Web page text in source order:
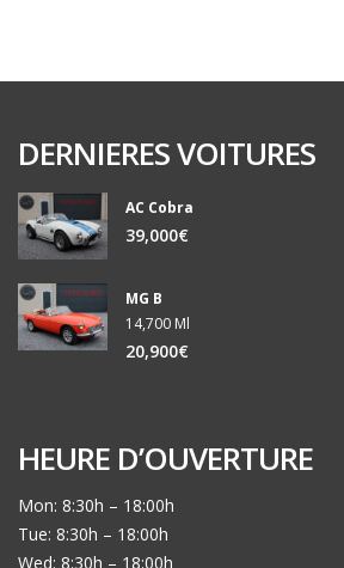
DERNIERES VOITURES
AC Cobra
39,000€
MG B
14,700 Ml
20,900€
HEURE D’OUVERTURE
Mon: 8:30h – 18:00h
Tue: 8:30h – 18:00h
Wed: 8:30h – 18:00h